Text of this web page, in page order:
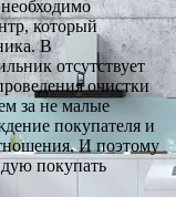
который
В
отсутствует
очистки
за не малые
покупателя и
И поэтому
покупать